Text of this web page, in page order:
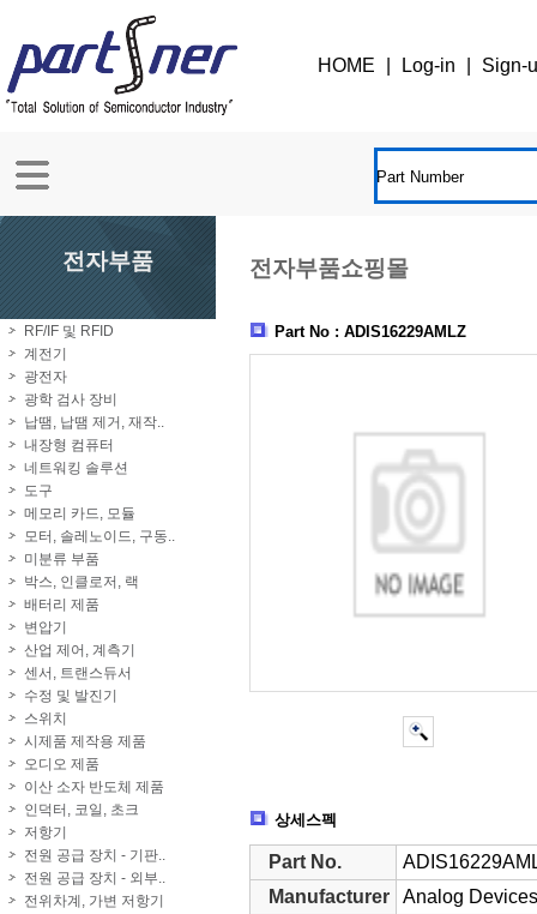
HOME Log-in Sign-
전자부품
RF/IF 및 RFID
계전기
광전자
광학 검사 장비
납땜, 납땜 제거, 재작..
내장형 컴퓨터
네트워킹 솔루션
도구
메모리 카드, 모듈
모터, 솔레노이드, 구동..
미분류 부품
박스, 인클로저, 랙
배터리 제품
변압기
산업 제어, 계측기
센서, 트랜스듀서
수정 및 발진기
스위치
시제품 제작용 제품
오디오 제품
이산 소자 반도체 제품
인덕터, 코일, 초크
저항기
전원 공급 장치 - 기판..
전원 공급 장치 - 외부..
전위차계, 가변 저항기
전자부품쇼핑몰
Part No : ADIS16229AMLZ
상세스펙
Part No.
Manufacturer
Analog